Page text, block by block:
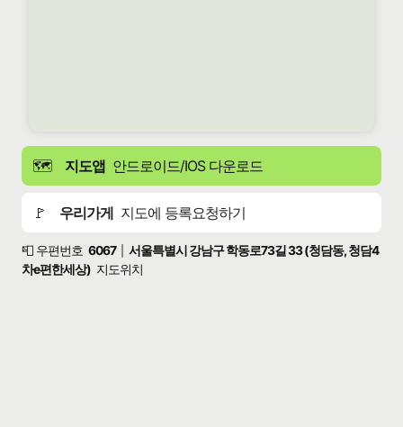
🗺️ 지도앱 안드로이드/IOS 다운로드
🚩 우리가게 지도에 등록요청하기
📮 우편번호 6067
서울특별시 강남구 학동로73길 33 (청담동, 청담4
차e편한세상) 지도위치